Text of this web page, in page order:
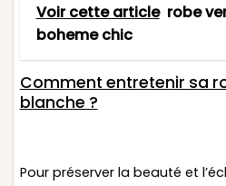
Voir cette article robe
boheme chic
Comment entretenir sa
blanche ?
Pour préserver la beauté et